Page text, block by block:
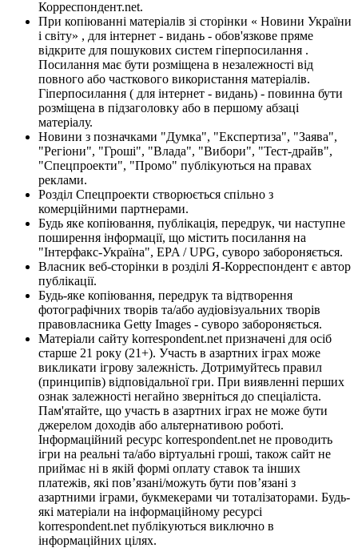
Корреспондент.net.
При копіюванні матеріалів зі сторінки « Новини України
і світу» , для інтернет - видань - обов'язкове пряме
відкрите для пошукових систем гіперпосилання .
Посилання має бути розміщена в незалежності від
повного або часткового використання матеріалів.
Гіперпосилання ( для інтернет - видань) - повинна бути
розміщена в підзаголовку або в першому абзаці
матеріалу.
Новини з позначками "Думка", "Експертиза", "Заява",
"Регіони", "Гроші", "Влада", "Вибори", "Тест-драйв",
"Спецпроекти", "Промо" публікуються на правах
реклами.
Розділ Спецпроекти створюється спільно з
комерційними партнерами.
Будь яке копіювання, публікація, передрук, чи наступне
поширення інформації, що містить посилання на
"Інтерфакс-Україна", EPA / UPG, суворо забороняється.
Власник веб-сторінки в розділі Я-Корреспондент є автор
публікації.
Будь-яке копіювання, передрук та відтворення
фотографічних творів та/або аудіовізуальних творів
правовласника Getty Images - суворо забороняється.
Матеріали сайту korrespondent.net призначені для осіб
старше 21 року (21+). Участь в азартних іграх може
викликати ігрову залежність. Дотримуйтесь правил
(принципів) відповідальної гри. При виявленні перших
ознак залежності негайно зверніться до спеціаліста.
Пам'ятайте, що участь в азартних іграх не може бути
джерелом доходів або альтернативою роботі.
Інформаційний ресурс korrespondent.net не проводить
ігри на реальні та/або віртуальні гроші, також сайт не
приймає ні в якій формі оплату ставок та інших
платежів, які пов’язані/можуть бути пов’язані з
азартними іграми, букмекерами чи тоталізаторами. Будь-
які матеріали на інформаційному ресурсі
korrespondent.net публікуються виключно в
інформаційних цілях.